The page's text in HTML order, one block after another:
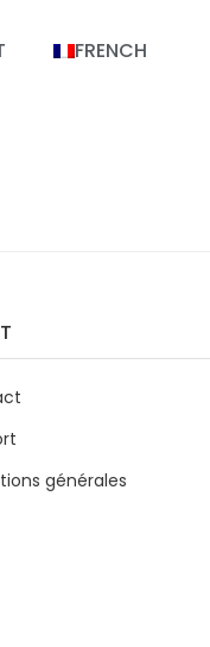
FRENCH
générales